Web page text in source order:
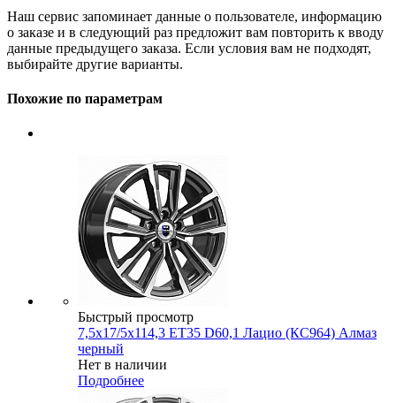
Наш сервис запоминает данные о пользователе, информацию
о заказе и в следующий раз предложит вам повторить к вводу
данные предыдущего заказа. Если условия вам не подходят,
выбирайте другие варианты.
Похожие по параметрам
Быстрый просмотр
7,5x17/5x114,3 ET35 D60,1 Лацио (КС964) Алмаз
черный
Нет в наличии
Подробнее